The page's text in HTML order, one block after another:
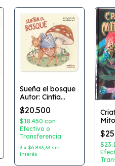
Sueña el bosque
Autor: Cintia
Roberts
Dibujante: Natali
Barbani Editorial:
EnLapiz
ediciones
$20.500
$18.450con
Efectivo o
Transferencia
3 x$6.833,33 sin
interés
lo